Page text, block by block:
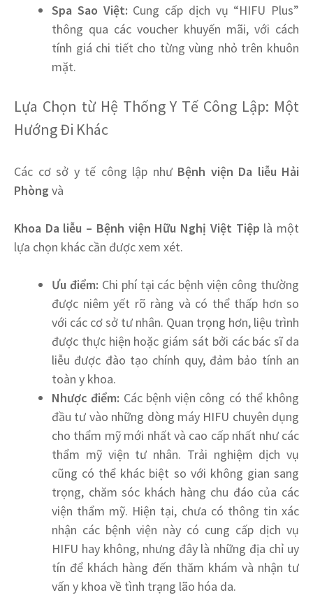
Spa Sao Việt: Cung cấp dịch vụ “HIFU Plus”
thông qua các voucher khuyến mãi, với cách
tính giá chi tiết cho từng vùng nhỏ trên khuôn
mặt.
Lựa Chọn từ Hệ Thống Y Tế Công Lập: Một
Hướng Đi Khác
Các cơ sở y tế công lập như Bệnh viện Da liễu Hải
Phòng và
Khoa Da liễu – Bệnh viện Hữu Nghị Việt Tiệp là một
lựa chọn khác cần được xem xét.
Ưu điểm: Chi phí tại các bệnh viện công thường
được niêm yết rõ ràng và có thể thấp hơn so
với các cơ sở tư nhân. Quan trọng hơn, liệu trình
được thực hiện hoặc giám sát bởi các bác sĩ da
liễu được đào tạo chính quy, đảm bảo tính an
toàn y khoa.
Nhược điểm: Các bệnh viện công có thể không
đầu tư vào những dòng máy HIFU chuyên dụng
cho thẩm mỹ mới nhất và cao cấp nhất như các
thẩm mỹ viện tư nhân. Trải nghiệm dịch vụ
cũng có thể khác biệt so với không gian sang
trọng, chăm sóc khách hàng chu đáo của các
viện thẩm mỹ. Hiện tại, chưa có thông tin xác
nhận các bệnh viện này có cung cấp dịch vụ
HIFU hay không, nhưng đây là những địa chỉ uy
tín để khách hàng đến thăm khám và nhận tư
vấn y khoa về tình trạng lão hóa da.